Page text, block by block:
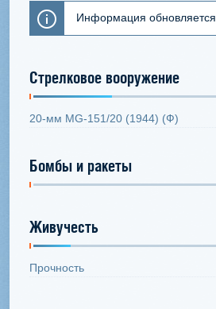
Информация обновляется
Стрелковое вооружение
20-мм MG-151/20 (1944) (Ф)
Бомбы и ракеты
Живучесть
Прочность